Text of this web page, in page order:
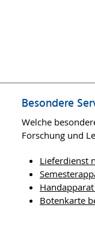
Besondere
Welche
Forschung und
Lieferdienst
Botenkarte